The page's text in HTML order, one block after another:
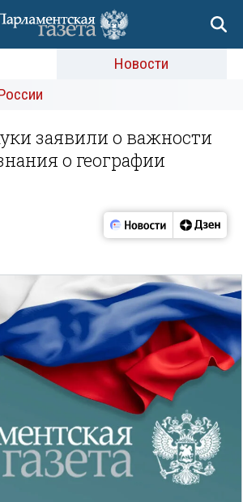
Новости
заявили о важности
о географии